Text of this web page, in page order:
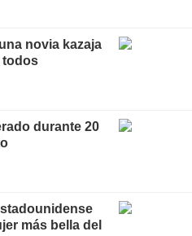
novia kazaja
todos
durante 20
más bella del